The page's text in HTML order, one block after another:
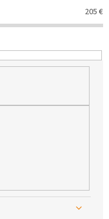
205 €